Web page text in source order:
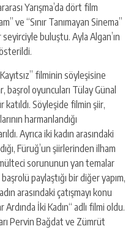
Yarışma’da dört film
ve “Sınır Tanımayan Sinema”
buluştu. Ayla Algan’ın
filminin söyleşisine
başrol oyuncuları Tülay Günal
Söyleşide filmin şiir,
harmanlandığı
Ayrıca iki kadın arasındaki
Füruğ’un şiirlerinden ilham
sorununun yan temalar
paylaştığı bir diğer yapım,
arasındaki çatışmayı konu
Ardında İki Kadın“ adlı filmi oldu.
Pervin Bağdat ve Zümrüt